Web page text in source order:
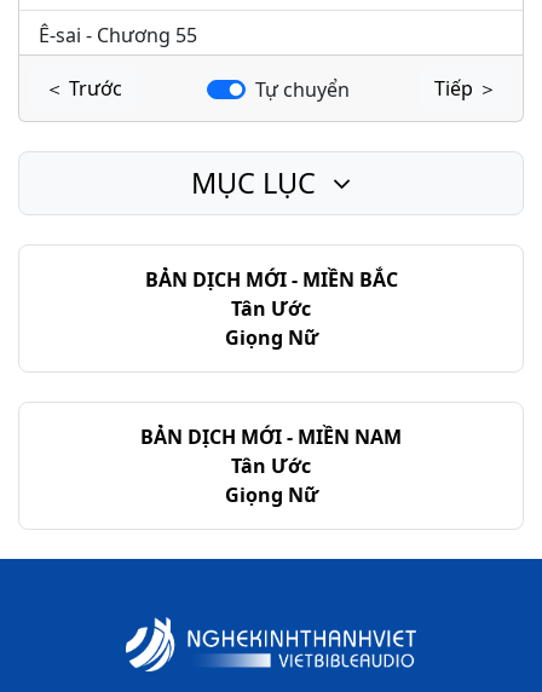
Ê-sai - Chương 55
Ê-sai - Chương 56
Ê-sai - Chương 58
Ê-sai - Chương 60
Ê-sai - Chương 63
Ê-sai - Chương 65
＜ Trước Tự chuyển Tiếp ＞
BẢN DỊCH MỚI - MIỀN BẮC
Tân Ước
Giọng Nữ
BẢN DỊCH MỚI - MIỀN NAM
Tân Ước
Giọng Nữ
MỤC LỤC